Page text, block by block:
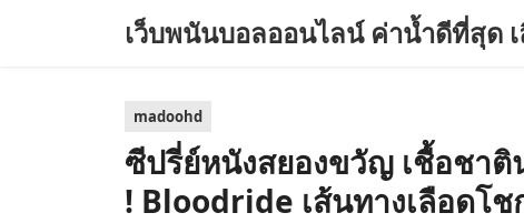
เว็บพนันบอลออนไลน์ ค่าน้ำดีที่สุด
madoohd
ซีปรี่ย์หนังสยองขวัญ เชื้อชา
! Bloodride เส้นทางเลือดโช